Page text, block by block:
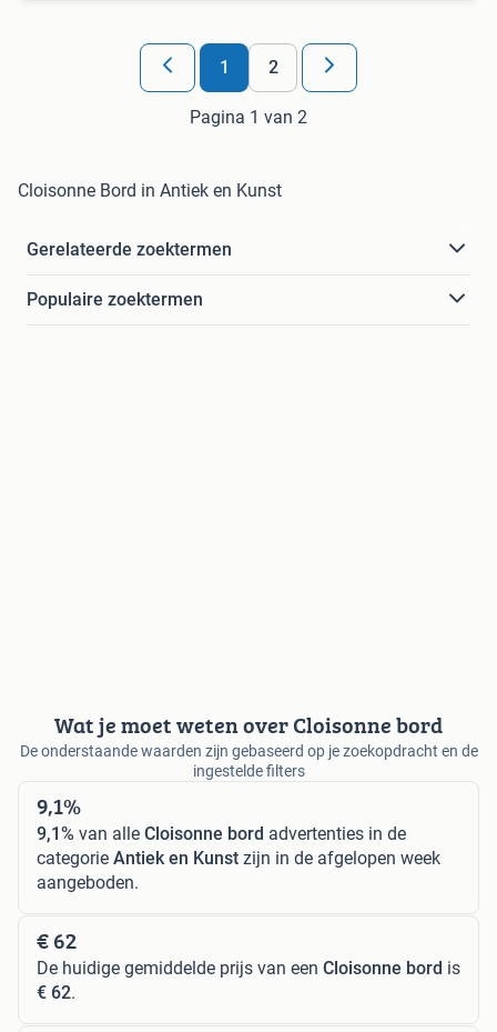
1 2
Pagina 1 van 2
Cloisonne Bord in Antiek en Kunst
Gerelateerde zoektermen
Populaire zoektermen
Wat je moet weten over Cloisonne bord
De onderstaande waarden zijn gebaseerd op je zoekopdracht en de
ingestelde filters
9,1%
9,1% van alle Cloisonne bord advertenties in de
categorie Antiek en Kunst zijn in de afgelopen week
aangeboden.
€ 62
De huidige gemiddelde prijs van een Cloisonne bord is
€ 62.